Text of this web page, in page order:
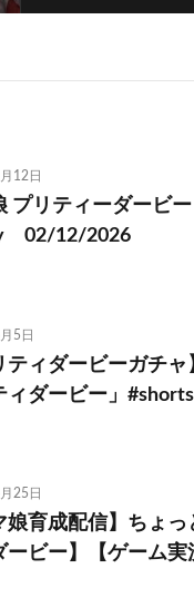
12日
プリティーダー
02/12/2026
5日
ティダービーガチ
ィダービー」
25日
娘育成配信】ちょ
ービー】【ゲーム実